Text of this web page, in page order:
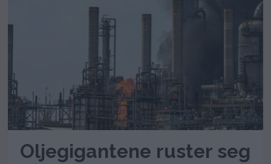
Oljegigantene ruster seg